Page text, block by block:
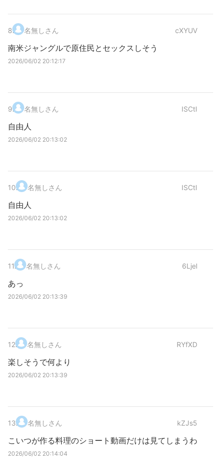
8. 名無しさん cXYUV
南米ジャングルで原住民とセックスしそう
2026/06/02 20:12:17
9. 名無しさん ISCtI
自由人
2026/06/02 20:13:02
10. 名無しさん ISCtI
自由人
2026/06/02 20:13:02
11. 名無しさん 6Ljel
あっ
2026/06/02 20:13:39
12. 名無しさん RYfXD
楽しそうで何より
2026/06/02 20:13:39
13. 名無しさん kZJs5
こいつが作る料理のショート動画だけは見てしまうわ
2026/06/02 20:14:04